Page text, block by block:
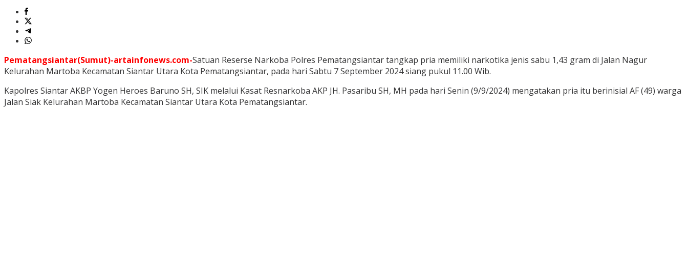
Pematangsiantar(Sumut)-artainfonews.com-Satuan Reserse Narkoba Polres Pematangsiantar tangkap pria memiliki narkotika jenis sabu 1,43 gram di Jalan Nagur
Kelurahan Martoba Kecamatan Siantar Utara Kota Pematangsiantar, pada hari Sabtu 7 September 2024 siang pukul 11.00 Wib.
Kapolres Siantar AKBP Yogen Heroes Baruno SH, SIK melalui Kasat Resnarkoba AKP JH. Pasaribu SH, MH pada hari Senin (9/9/2024) mengatakan pria itu berinisial AF (49) warga
Jalan Siak Kelurahan Martoba Kecamatan Siantar Utara Kota Pematangsiantar.